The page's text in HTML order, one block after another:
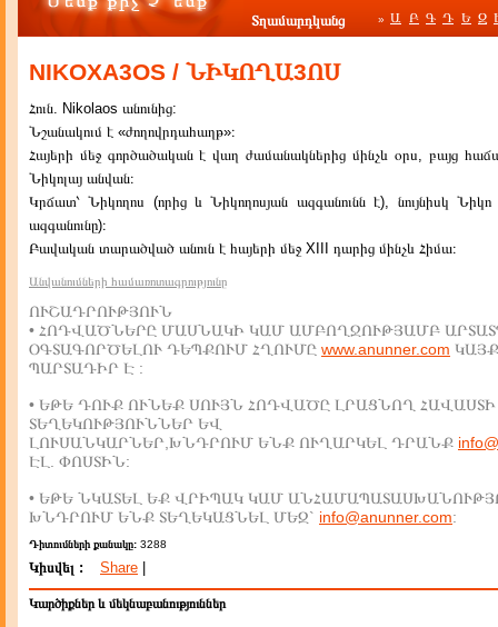
Տղամարդկանց » Ա Բ Գ Դ Ե Զ
NIKOXA3OS / ՆԻԿՈՂԱ3ՈՍ
Հուն. Nikolaos անունից:
Նշանակում է «ժողովրդահաղթ»։
Հայերի մեջ գործածական է վաղ ժամանակներից մինչև օրս, բայց
Նիկոլայ անվան։
Կրճատ՝ Նիկողոս (որից և Նիկողոսյան ազգանունն է), նույնիսկ Նիկո
ազգանունը)։
Բավական տարածված անուն է հայերի մեջ XIII դարից մինչև Հիմա։
Անվանումների համառոտագրությունը
ՈՒՇԱԴՐՈՒԹՅՈՒՆ
• ՀՈԴՎԱԾՆԵՐԸ ՄԱՍՆԱԿԻ ԿԱՄ ԱՄԲՈՂՋՈՒԹՅԱՄԲ
ՕԳՏԱԳՈՐԾԵԼՈՒ ԴԵՊՔՈՒՄ ՀՂՈՒՄԸ www.anunner.com
ՊԱՐՏԱԴԻՐ Է :
• ԵԹԵ ԴՈՒՔ ՈՒՆԵՔ ՍՈՒՅՆ ՀՈԴՎԱԾԸ ԼՐԱՑՆՈՂ ՀԱՎԱՍՏԻ
ՏԵՂԵԿՈՒԹՅՈՒՆՆԵՐ ԵՎ
ԼՈՒՍԱՆԿԱՐՆԵՐ,ԽՆԴՐՈՒՄ ԵՆՔ ՈՒՂԱՐԿԵԼ ԴՐԱՆՔ
ԷԼ. ՓՈՍՏԻՆ:
• ԵԹԵ ՆԿԱՏԵԼ ԵՔ ՎՐԻՊԱԿ ԿԱՄ
ԽՆԴՐՈՒՄ ԵՆՔ ՏԵՂԵԿԱՑՆԵԼ ՄԵԶ` info@anunner.com:
Դիտումների քանակը: 3288
Կիսվել : Share
Կարծիքներ և մեկնաբանություններ